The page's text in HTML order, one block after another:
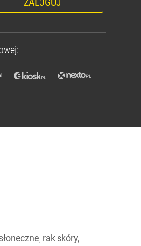
ZALOGUJ
rak skóry,